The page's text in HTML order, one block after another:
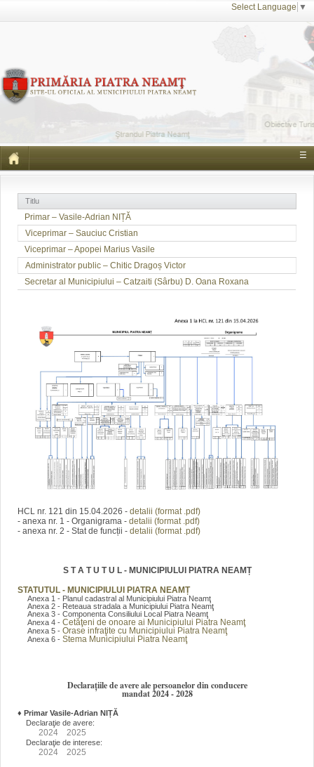
Select Language ▼
☰
Titlu
Primar – Vasile-Adrian NIȚĂ
Viceprimar – Sauciuc Cristian
Viceprimar – Apopei Marius Vasile
Administrator public – Chitic Dragoș Victor
Secretar al Municipiului – Catzaiti (Sârbu) D. Oana Roxana
HCL nr. 121 din 15.04.2026 - detalii (format .pdf)
- anexa nr. 1 - Organigrama - detalii (format .pdf)
- anexa nr. 2 - Stat de funcții - detalii (format .pdf)
S T A T U T U L - MUNICIPIULUI PIATRA NEAMȚ
STATUTUL - MUNICIPIULUI PIATRA NEAMȚ
Anexa 1 - Planul cadastral al Municipiului Piatra Neamţ
Anexa 2 - Reteaua stradala a Municipiului Piatra Neamţ
Anexa 3 - Componenta Consiliului Local Piatra Neamţ
Anexa 4 - Cetăţeni de onoare ai Municipiului Piatra Neamţ
Anexa 5 - Orase infraţite cu Municipiului Piatra Neamţ
Anexa 6 - Stema Municipiului Piatra Neamţ
Declarațiile de avere ale persoanelor din conducere
mandat 2024 - 2028
♦ Primar Vasile-Adrian NIȚĂ
Declaraţie de avere:
2024 2025
Declaraţie de interese:
2024 2025